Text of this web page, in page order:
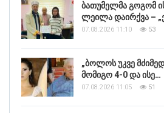
ბათუმელმა გოგომ
ლეილა დაირქვა –
07.08.2026 11:10 53
„ბოლოს უკვე
მომიგო 4-0 და ისე…
07.08.2026 11:05 51